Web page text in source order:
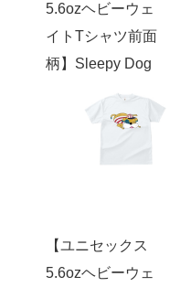
5.6ozヘビーウェ
イトTシャツ前面
柄】Sleepy Dog
【ユニセックス
5.6ozヘビーウェ